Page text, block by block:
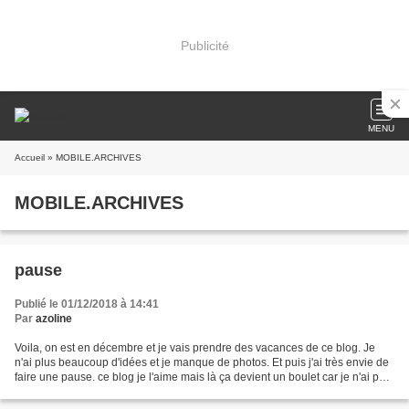
Publicité
MENU
Accueil » MOBILE.ARCHIVES
MOBILE.ARCHIVES
pause
Publié le 01/12/2018 à 14:41
Par azoline
Voila, on est en décembre et je vais prendre des vacances de ce blog. Je
n'ai plus beaucoup d'idées et je manque de photos. Et puis j'ai très envie de
faire une pause. ce blog je l'aime mais là ça devient un boulet car je n'ai pas